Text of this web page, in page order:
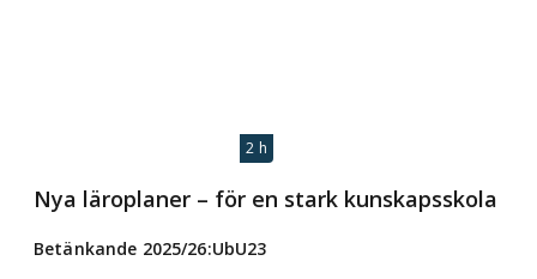
2 h
Nya läroplaner – för en stark kunskapsskola
Betänkande 2025/26:UbU23